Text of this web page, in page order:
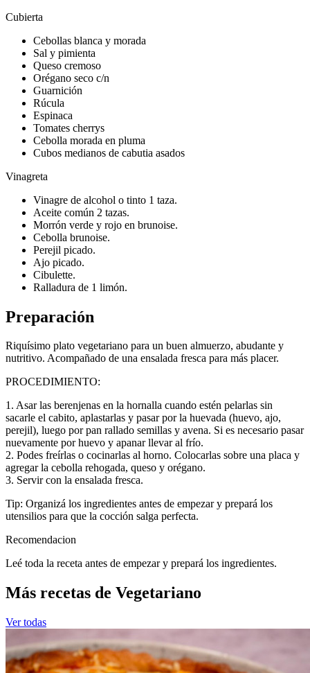
Cubierta
Cebollas blanca y morada
Sal y pimienta
Queso cremoso
Orégano seco c/n
Guarnición
Rúcula
Espinaca
Tomates cherrys
Cebolla morada en pluma
Cubos medianos de cabutia asados
Vinagreta
Vinagre de alcohol o tinto 1 taza.
Aceite común 2 tazas.
Morrón verde y rojo en brunoise.
Cebolla brunoise.
Perejil picado.
Ajo picado.
Cibulette.
Ralladura de 1 limón.
Preparación
Riquísimo plato vegetariano para un buen almuerzo, abudante y
nutritivo. Acompañado de una ensalada fresca para más placer.
PROCEDIMIENTO:
1. Asar las berenjenas en la hornalla cuando estén pelarlas sin
sacarle el cabito, aplastarlas y pasar por la huevada (huevo, ajo,
perejil), luego por pan rallado semillas y avena. Si es necesario pasar
nuevamente por huevo y apanar llevar al frío.
2. Podes freírlas o cocinarlas al horno. Colocarlas sobre una placa y
agregar la cebolla rehogada, queso y orégano.
3. Servir con la ensalada fresca.
Tip: Organizá los ingredientes antes de empezar y prepará los
utensilios para que la cocción salga perfecta.
Recomendacion
Leé toda la receta antes de empezar y prepará los ingredientes.
Más recetas de Vegetariano
Ver todas